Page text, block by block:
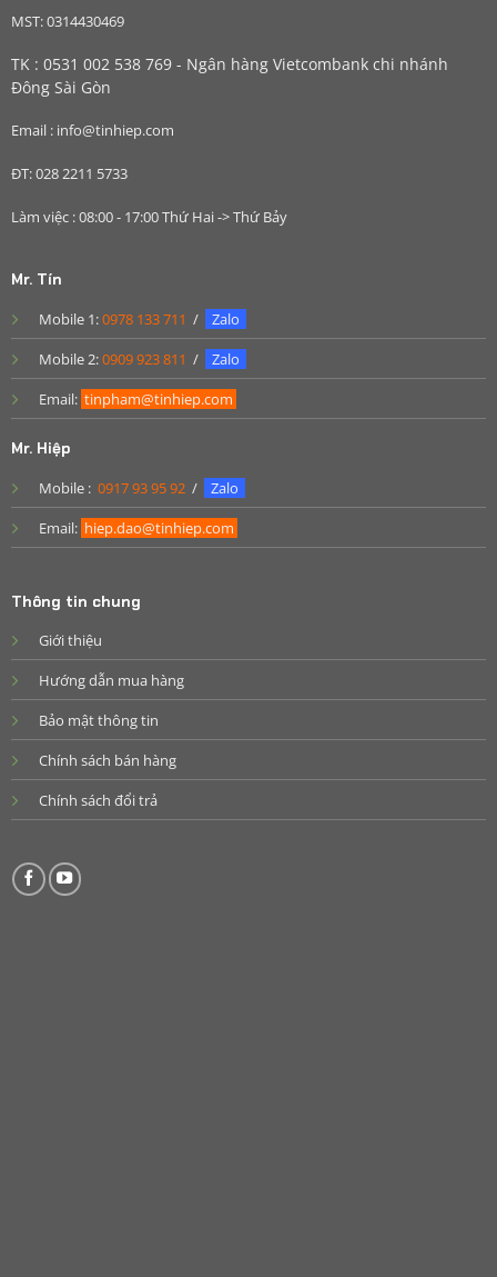
MST: 0314430469
TK : 0531 002 538 769 - Ngân hàng Vietcombank chi nhánh
Đông Sài Gòn
Email : info@tinhiep.com
ĐT: 028 2211 5733
Làm việc : 08:00 - 17:00 Thứ Hai -> Thứ Bảy
Mr. Tín
Mobile 1:0978 133 711 /
Zalo
Mobile 2:0909 923 811 /
Zalo
Email: tinpham@tinhiep.com
Mr. Hiệp
Mobile : 0917 93 95 92/
Zalo
Email: hiep.dao@tinhiep.com
Thông tin chung
Giới thiệu
Hướng dẫn mua hàng
Bảo mật thông tin
Chính sách bán hàng
Chính sách đổi trả